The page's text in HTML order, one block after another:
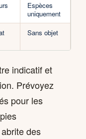
Espèces
uniquement
Sans objet
indicatif et
Prévoyez
pour les
des